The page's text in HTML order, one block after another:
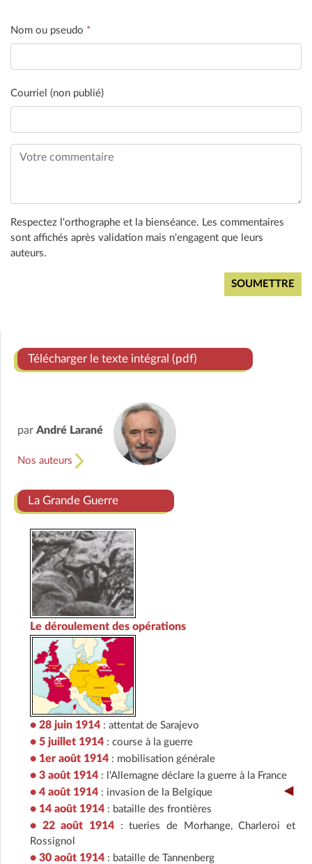
Nom ou pseudo *
Courriel (non publié)
Respectez l'orthographe et la bienséance. Les commentaires
sont affichés après validation mais n'engagent que leurs
auteurs.
Télécharger le texte intégral (pdf)
par André Larané
Nos auteurs
La Grande Guerre
Le déroulement des opérations
• 28 juin 1914 : attentat de Sarajevo
• 5 juillet 1914 : course à la guerre
• 1er août 1914 : mobilisation générale
• 3 août 1914 : l'Allemagne déclare la guerre à la France
• 4 août 1914 : invasion de la Belgique
• 14 août 1914 : bataille des frontières
• 22 août 1914 : tueries de Morhange, Charleroi et
Rossignol
• 30 août 1914 : bataille de Tannenberg